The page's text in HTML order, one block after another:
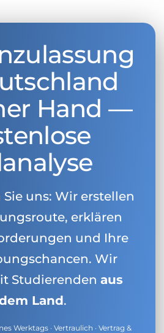
Hand —
uns: Wir erstellen
erklären
und Ihre
Wir
Studierenden aus
Land.
Werktags · Vertraulich · Vertrag &